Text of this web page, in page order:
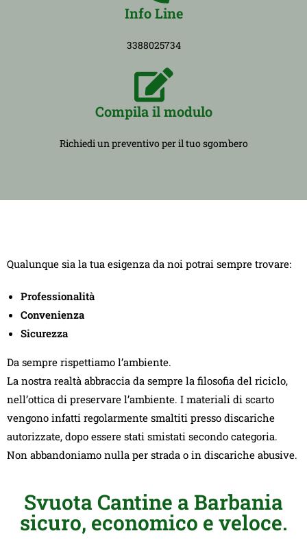
Info Line
3388025734
Compila il modulo
Richiedi un preventivo per il tuo sgombero
Qualunque sia la tua esigenza da noi potrai sempre trovare:
Professionalità
Convenienza
Sicurezza
Da sempre rispettiamo l’ambiente.
La nostra realtà abbraccia da sempre la filosofia del riciclo,
nell’ottica di preservare l’ambiente. I materiali di scarto
vengono infatti regolarmente smaltiti presso discariche
autorizzate, dopo essere stati smistati secondo categoria.
Non abbandoniamo nulla per strada o in discariche abusive.
Svuota Cantine a Barbania
sicuro, economico e veloce.